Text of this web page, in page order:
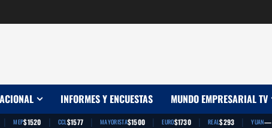
INFORMES Y ENCUESTAS MUNDO EMPRESARIAL TV
| MEP$1520 | CCL$1577 | MAYORISTA$1500 | EURO$1730 | REAL$293 | YUAN—